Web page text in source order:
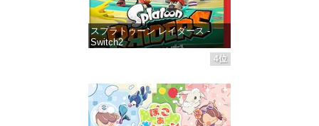
スプラトゥーン レイダース -
Switch2
価格：¥6,455
4位